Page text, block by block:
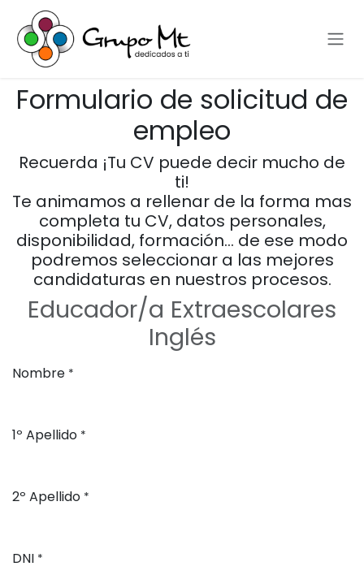
Ir al contenido
Formulario de solicitud de
empleo
Recuerda ¡Tu CV puede decir mucho de
ti!
Te animamos a rellenar de la forma mas
completa tu CV, datos personales,
disponibilidad, formación… de ese modo
podremos seleccionar a las mejores
candidaturas en nuestros procesos.
Educador/a Extraescolares
Inglés
Nombre *
1º Apellido *
2º Apellido *
DNI *